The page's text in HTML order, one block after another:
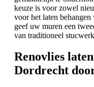
keuze is voor zowel
voor het laten
geef uw muren een
van traditioneel
Renovlies
Dordrecht